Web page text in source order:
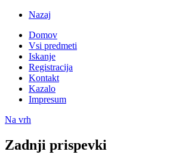
Nazaj
Domov
Vsi predmeti
Iskanje
Registracija
Kontakt
Kazalo
Impresum
Na vrh
Zadnji prispevki